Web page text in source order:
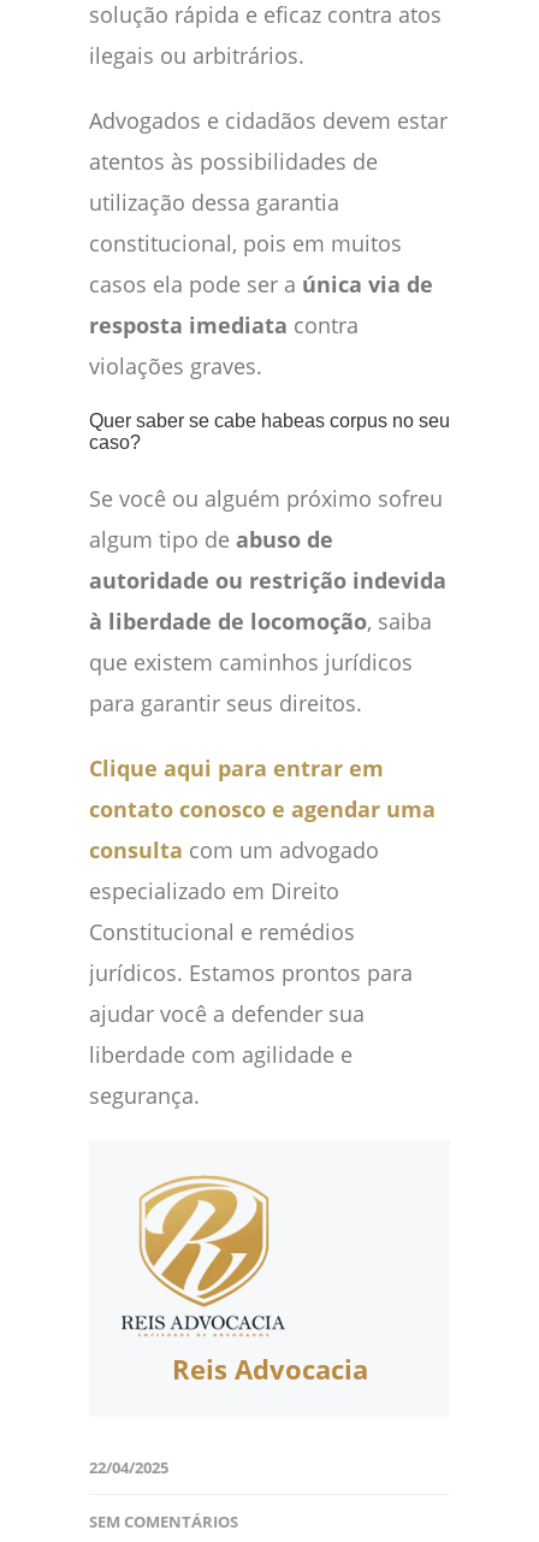
solução rápida e eficaz contra atos
ilegais ou arbitrários.
Advogados e cidadãos devem estar
atentos às possibilidades de
utilização dessa garantia
constitucional, pois em muitos
casos ela pode ser a única via de
resposta imediata contra
violações graves.
Quer saber se cabe habeas corpus no seu
caso?
Se você ou alguém próximo sofreu
algum tipo de abuso de
autoridade ou restrição indevida
à liberdade de locomoção, saiba
que existem caminhos jurídicos
para garantir seus direitos.
Clique aqui para entrar em
contato conosco e agendar uma
consulta com um advogado
especializado em Direito
Constitucional e remédios
jurídicos. Estamos prontos para
ajudar você a defender sua
liberdade com agilidade e
segurança.
Reis Advocacia
22/04/2025
SEM COMENTÁRIOS